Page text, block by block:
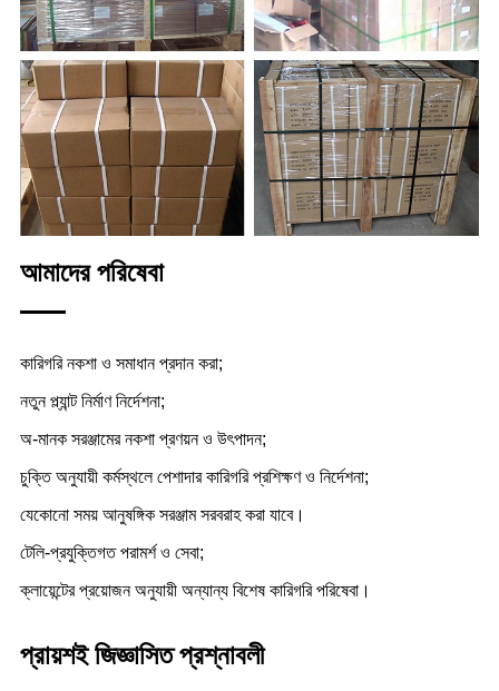
আমাদের পরিষেবা
কারিগরি নকশা ও সমাধান প্রদান করা;
নতুন প্ল্যান্ট নির্মাণ নির্দেশনা;
অ-মানক সরঞ্জামের নকশা প্রণয়ন ও উৎপাদন;
চুক্তি অনুযায়ী কর্মস্থলে পেশাদার কারিগরি প্রশিক্ষণ ও নির্দেশনা;
যেকোনো সময় আনুষঙ্গিক সরঞ্জাম সরবরাহ করা যাবে।
টেলি-প্রযুক্তিগত পরামর্শ ও সেবা;
ক্লায়েন্টের প্রয়োজন অনুযায়ী অন্যান্য বিশেষ কারিগরি পরিষেবা।
প্রায়শই জিজ্ঞাসিত প্রশ্নাবলী